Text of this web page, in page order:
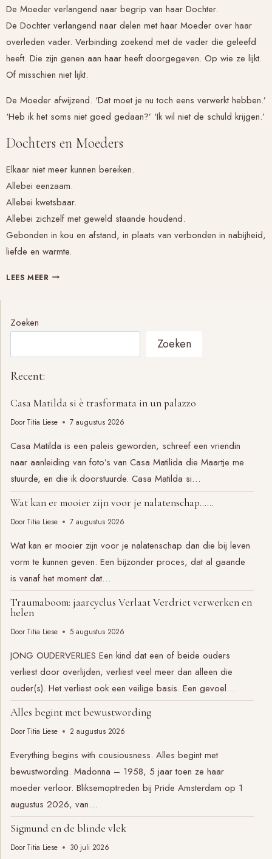
De Moeder verlangend naar begrip van haar Dochter.
De Dochter verlangend naar delen met haar Moeder over haar
overleden vader. Verbinding zoekend met de vader die geleefd
heeft. Die zijn genen aan haar heeft doorgegeven. Op wie ze lijkt.
Of misschien niet lijkt.
De Moeder afwijzend. ‘Dat moet je nu toch eens verwerkt hebben.’
‘Heb ik het soms niet goed gedaan?’ ‘Ik wil niet de schuld krijgen.’
Dochters en Moeders
Elkaar niet meer kunnen bereiken.
Allebei eenzaam.
Allebei kwetsbaar.
Allebei zichzelf met geweld staande houdend.
Gebonden in kou en afstand, in plaats van verbonden in nabijheid,
liefde en warmte.
LEES MEER DOCHTERS
PRAKTIJK
Zoeken
Zoeken
Recent:
Casa Matilda si è trasformata in un palazzo
Door Titia Liese 7 augustus 2026
Casa Matilda is een paleis geworden, schreef een vriendin
naar aanleiding van foto’s van Casa Matilida die Maartje me
stuurde, en die ik doorstuurde. Casa Matilda si…
Wat kan er mooier zijn voor je nalatenschap……
Door Titia Liese 7 augustus 2026
Wat kan er mooier zijn voor je nalatenschap dan die bij leven
vorm te kunnen geven. Een bijzonder proces, dat al gaande
is vanaf het moment dat…
Traumaboom: jaarcyclus Verlaat Verdriet verwerken en
helen
Door Titia Liese 5 augustus 2026
JONG OUDERVERLIES Een kind dat een of beide ouders
verliest door overlijden, verliest veel meer dan alleen die
ouder(s). Het verliest ook een veilige basis. Een gevoel…
Alles begint met bewustwording
Door Titia Liese 2 augustus 2026
Everything begins with cousiousness. Alles begint met
bewustwording. Madonna – 1958, 5 jaar toen ze haar
moeder verloor. Bliksemoptreden bij Pride Amsterdam op 1
augustus 2026, van…
Sigmund en de blinde vlek
Door Titia Liese 30 juli 2026